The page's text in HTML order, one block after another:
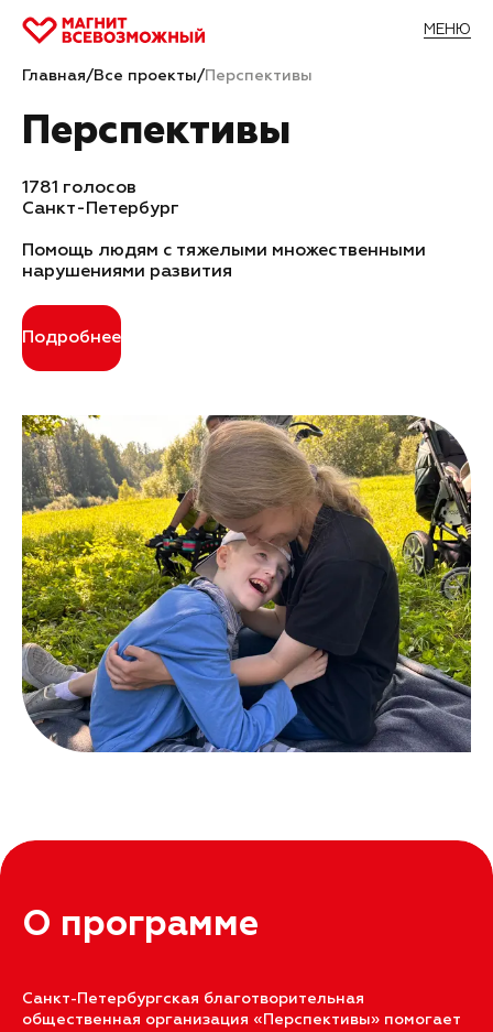
МЕНЮ
Главная/Все проекты/ Перспективы
Перспективы
1781 голосов
Санкт-Петербург
Помощь людям с тяжелыми множественными
нарушениями развития
Подробнее
О программе
Санкт-Петербургская благотворительная
общественная организация «Перспективы» помогает